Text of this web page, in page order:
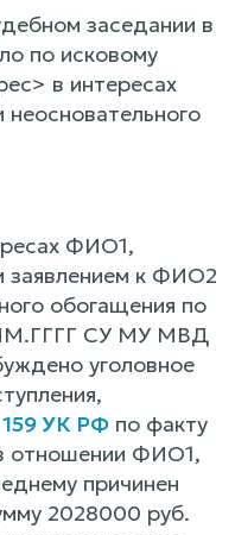
заседании в
по исковому
в интересах
ФИО1,
заявлением к ФИО2
обогащения по
СУ МУ МВД
уголовное
159 УК РФ по факту
отношении ФИО1,
причинен
2028000 руб.